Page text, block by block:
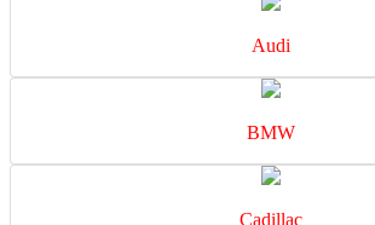
Audi
BMW
Cadillac